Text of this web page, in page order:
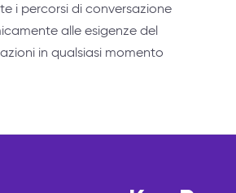
i percorsi di conversazione
alle esigenze del
in qualsiasi momento